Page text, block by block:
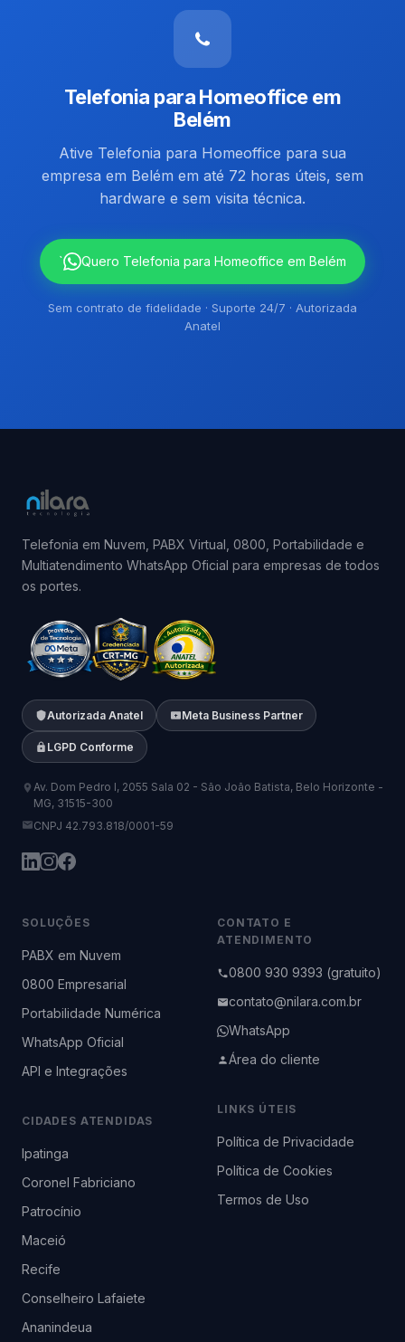
Telefonia para Homeoffice em
Belém
Ative Telefonia para Homeoffice para sua
empresa em Belém em até 72 horas úteis, sem
hardware e sem visita técnica.
` Quero Telefonia para Homeoffice em Belém
Sem contrato de fidelidade · Suporte 24/7 · Autorizada
Anatel
Telefonia em Nuvem, PABX Virtual, 0800, Portabilidade e
Multiatendimento WhatsApp Oficial para empresas de todos
os portes.
Autorizada Anatel Meta Business Partner
LGPD Conforme
Av. Dom Pedro I, 2055 Sala 02 - São João Batista, Belo Horizonte -
MG, 31515-300
CNPJ 42.793.818/0001-59
SOLUÇÕES
PABX em Nuvem
0800 Empresarial
Portabilidade Numérica
WhatsApp Oficial
API e Integrações
CIDADES ATENDIDAS
Ipatinga
Coronel Fabriciano
Patrocínio
Maceió
Recife
Conselheiro Lafaiete
Ananindeua
CONTATO E
ATENDIMENTO
0800 930 9393 (gratuito)
contato@nilara.com.br
WhatsApp
Área do cliente
LINKS ÚTEIS
Política de Privacidade
Política de Cookies
Termos de Uso